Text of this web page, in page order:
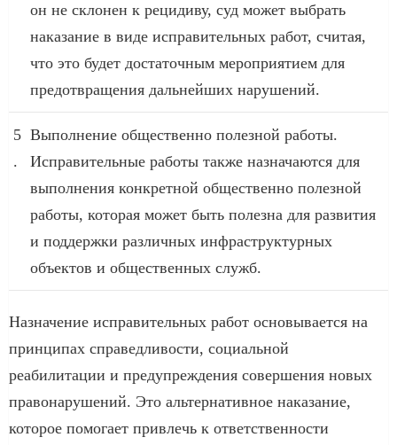
он не склонен к рецидиву, суд может выбрать
наказание в виде исправительных работ, считая,
что это будет достаточным мероприятием для
предотвращения дальнейших нарушений.
5
.
Выполнение общественно полезной работы.
Исправительные работы также назначаются для
выполнения конкретной общественно полезной
работы, которая может быть полезна для развития
и поддержки различных инфраструктурных
объектов и общественных служб.
Назначение исправительных работ основывается на
принципах справедливости, социальной
реабилитации и предупреждения совершения новых
правонарушений. Это альтернативное наказание,
которое помогает привлечь к ответственности